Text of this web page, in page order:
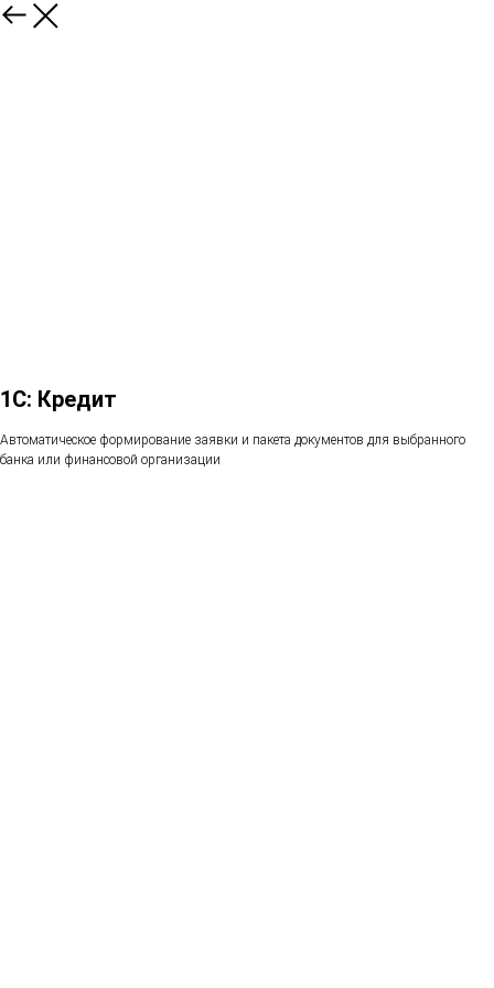
1С: Кредит
Автоматическое формирование заявки и пакета документов для выбранного
банка или финансовой организации